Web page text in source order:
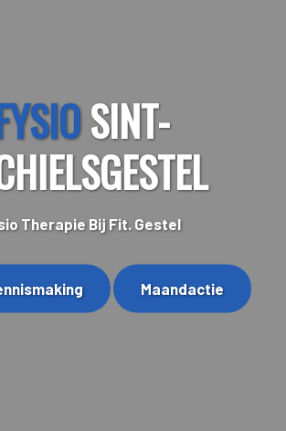
SINT-
Therapie Bij Fit. Gestel
Maandactie